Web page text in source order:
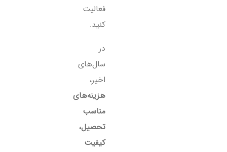
فعالیت
کنید.
در
سال‌های
اخیر،
هزینه‌های
مناسب
تحصیل،
کیفیت